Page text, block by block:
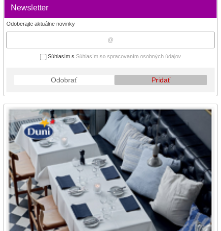
Newsletter
Odoberajte aktuálne novinky
Súhlasím s Súhlasím so spracovaním osobných údajov
Odobrať Pridať